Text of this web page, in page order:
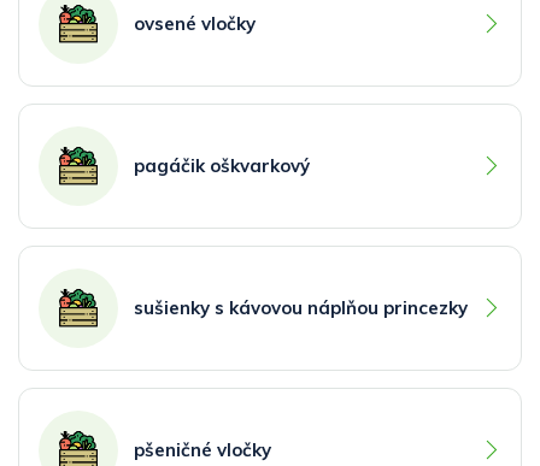
ovsené vločky
pagáčik oškvarkový
sušienky s kávovou náplňou princezky
pšeničné vločky